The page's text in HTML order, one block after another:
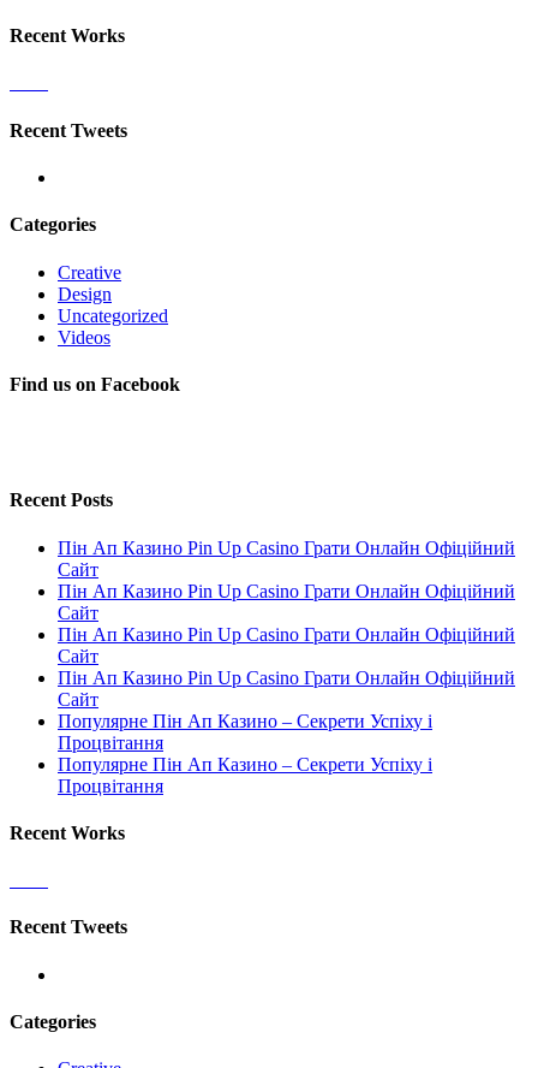
Recent Works
Recent Tweets
Categories
Creative
Design
Uncategorized
Videos
Find us on Facebook
Recent Posts
Пін Ап Казино Pin Up Casino Грати Онлайн Офіційний
Сайт
Пін Ап Казино Pin Up Casino Грати Онлайн Офіційний
Сайт
Пін Ап Казино Pin Up Casino Грати Онлайн Офіційний
Сайт
Пін Ап Казино Pin Up Casino Грати Онлайн Офіційний
Сайт
Популярне Пін Ап Казино – Секрети Успіху і
Процвітання
Популярне Пін Ап Казино – Секрети Успіху і
Процвітання
Recent Works
Recent Tweets
Categories